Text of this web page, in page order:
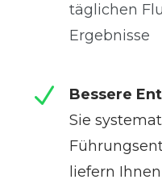
täglichen
Ergebnisse
N Bessere
Sie
liefern